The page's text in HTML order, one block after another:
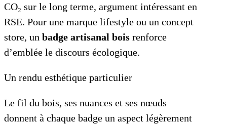
CO₂ sur le long terme, argument intéressant en
RSE. Pour une marque lifestyle ou un concept
store, un badge artisanal bois renforce
d’emblée le discours écologique.
Un rendu esthétique particulier
Le fil du bois, ses nuances et ses nœuds
donnent à chaque badge un aspect légèrement